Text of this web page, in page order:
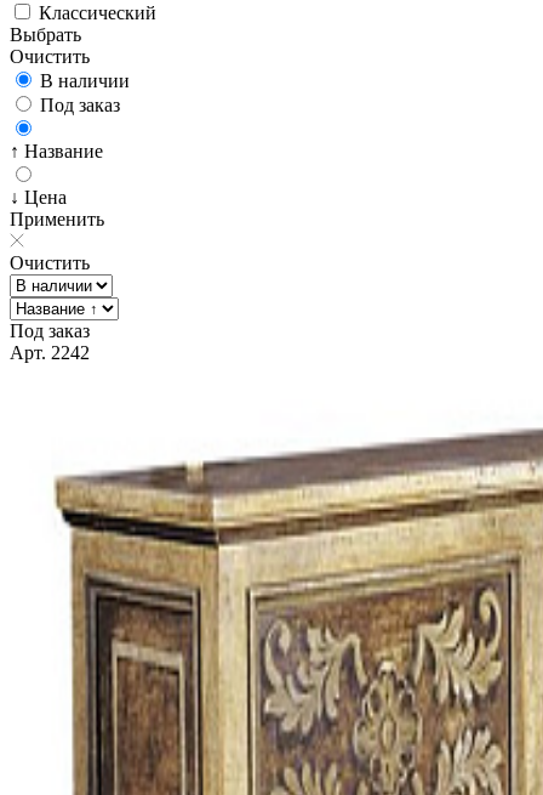
Классический
Выбрать
Очистить
В наличии
Под заказ
↑ Название
↓ Цена
Применить
Очистить
Под заказ
Арт. 2242